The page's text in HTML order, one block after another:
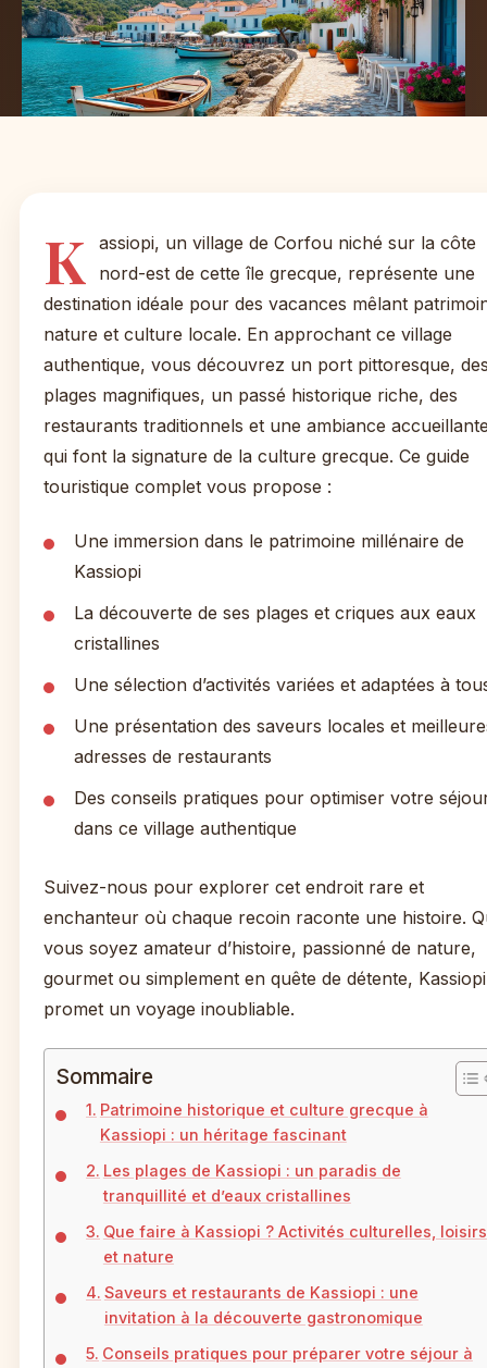
K assiopi, un village de Corfou niché sur la côte
nord-est de cette île grecque, représente une
destination idéale pour des vacances mêlant
nature et culture locale. En approchant ce village
authentique, vous découvrez un port pittoresque,
plages magnifiques, un passé historique riche, des
restaurants traditionnels et une ambiance
qui font la signature de la culture grecque. Ce guide
touristique complet vous propose :
Une immersion dans le patrimoine millénaire de
Kassiopi
La découverte de ses plages et criques aux eaux
cristallines
Une sélection d’activités variées et adaptées à
Une présentation des saveurs locales et
adresses de restaurants
Des conseils pratiques pour optimiser votre
dans ce village authentique
Suivez-nous pour explorer cet endroit rare et
enchanteur où chaque recoin raconte une histoire.
vous soyez amateur d’histoire, passionné de nature,
gourmet ou simplement en quête de détente, Kassiopi
promet un voyage inoubliable.
Sommaire
Patrimoine historique et culture grecque à
Kassiopi : un héritage fascinant
Les plages de Kassiopi : un paradis de
tranquillité et d’eaux cristallines
Que faire à Kassiopi ? Activités culturelles, loisirs
et nature
Saveurs et restaurants de Kassiopi : une
invitation à la découverte gastronomique
Conseils pratiques pour préparer votre séjour à